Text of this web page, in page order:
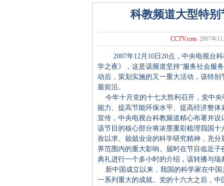
科教频道大型特别
CCTV.com 2007年
2007年12月10日20点，中央电视台科
学之夜》，这是该频道坚持“服务社会服
动后，策划实施的又一重大活动，该特
最前沿。
今年十月党的十七大胜利召开，党中央
能力、提高节能环保水平、提高经济整
宣传，中央电视台科教频道精心布署并设
该节目的核心部分将浓墨重彩梳理我国
孜以求、兢兢业业的科学研究精神，充
界范围内的重大影响。届时在节目临近
典礼进行一个多小时的介绍，该转播与瑞
新中国成立以来，我国的科学家在中国
一系列重大的成就。党的十六大之后，